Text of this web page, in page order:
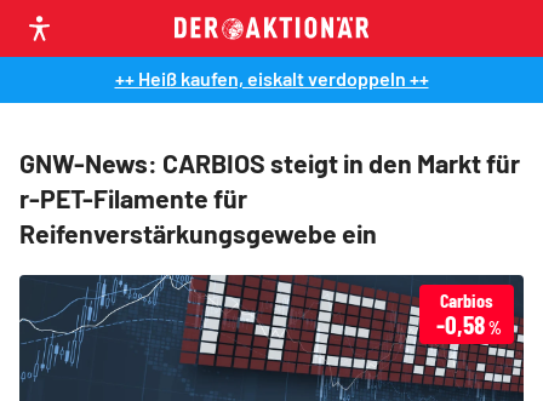
++ Heiß kaufen, eiskalt verdoppeln ++
GNW-News: CARBIOS steigt in den Markt für
r-PET-Filamente für
Reifenverstärkungsgewebe ein
Carbios
-0,58%